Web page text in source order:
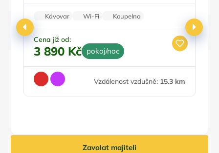
Kávovar Wi-Fi
Koupelna
Balkon/terasa
Klimatizace
Cena již od:
3 890 Kč pokoj/noc
Vzdálenost vzdušně: 15.3 km
Zavolat majiteli